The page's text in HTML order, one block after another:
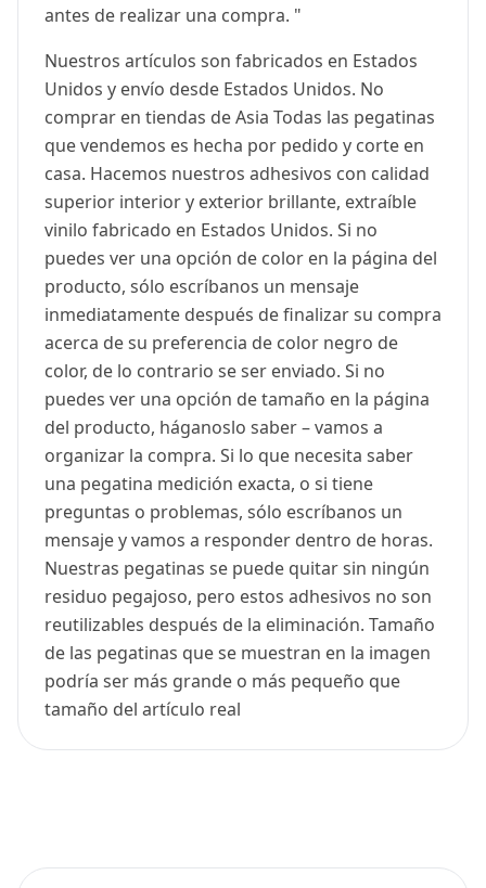
antes de realizar una compra. "
Nuestros artículos son fabricados en Estados
Unidos y envío desde Estados Unidos. No
comprar en tiendas de Asia Todas las pegatinas
que vendemos es hecha por pedido y corte en
casa. Hacemos nuestros adhesivos con calidad
superior interior y exterior brillante, extraíble
vinilo fabricado en Estados Unidos. Si no
puedes ver una opción de color en la página del
producto, sólo escríbanos un mensaje
inmediatamente después de finalizar su compra
acerca de su preferencia de color negro de
color, de lo contrario se ser enviado. Si no
puedes ver una opción de tamaño en la página
del producto, háganoslo saber – vamos a
organizar la compra. Si lo que necesita saber
una pegatina medición exacta, o si tiene
preguntas o problemas, sólo escríbanos un
mensaje y vamos a responder dentro de horas.
Nuestras pegatinas se puede quitar sin ningún
residuo pegajoso, pero estos adhesivos no son
reutilizables después de la eliminación. Tamaño
de las pegatinas que se muestran en la imagen
podría ser más grande o más pequeño que
tamaño del artículo real